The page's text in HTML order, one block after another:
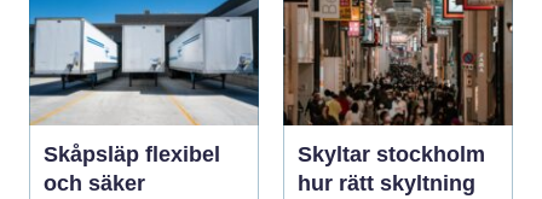
Skåpsläp flexibel
och säker
Skyltar stockholm
hur rätt skyltning